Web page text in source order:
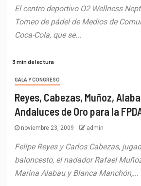
El centro deportivo O2 Wellness
Torneo de pádel de Medios de
Coca-Cola, que se...
3 min de lectura
GALA Y CONGRESO
Reyes, Cabezas, Muñoz,
Andaluces de Oro para la
noviembre 23, 2009 admin
Felipe Reyes y Carlos Cabezas,
baloncesto, el nadador Rafael
Marina Alabau y Blanca Manchón,...